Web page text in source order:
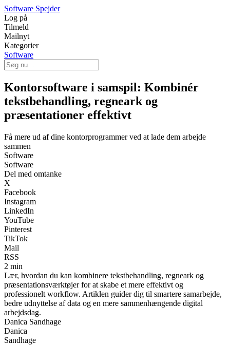
Software Spejder
Log på
Tilmeld
Mailnyt
Kategorier
Software
Kontorsoftware i samspil: Kombinér
tekstbehandling, regneark og
præsentationer effektivt
Få mere ud af dine kontorprogrammer ved at lade dem arbejde
sammen
Software
Software
Del med omtanke
X
Facebook
Instagram
LinkedIn
YouTube
Pinterest
TikTok
Mail
RSS
2 min
Lær, hvordan du kan kombinere tekstbehandling, regneark og
præsentationsværktøjer for at skabe et mere effektivt og
professionelt workflow. Artiklen guider dig til smartere samarbejde,
bedre udnyttelse af data og en mere sammenhængende digital
arbejdsdag.
Danica Sandhage
Danica
Sandhage